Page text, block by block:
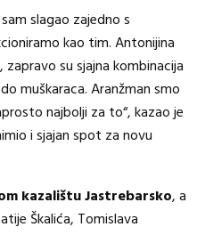
slagao zajedno s
kao tim. Antonijina
su sjajna kombinacija
muškaraca. Aranžman smo
najbolji za to“, kazao je
i sjajan spot za novu
kazalištu Jastrebarsko, a
Škalića, Tomislava